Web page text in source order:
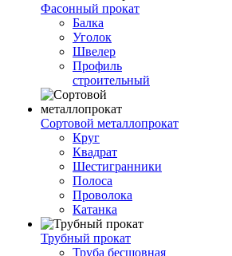
Фасонный прокат
Балка
Уголок
Швелер
Профиль
строительный
Сортовой металлопрокат
Круг
Квадрат
Шестигранники
Полоса
Проволока
Катанка
Трубный прокат
Труба бесшовная